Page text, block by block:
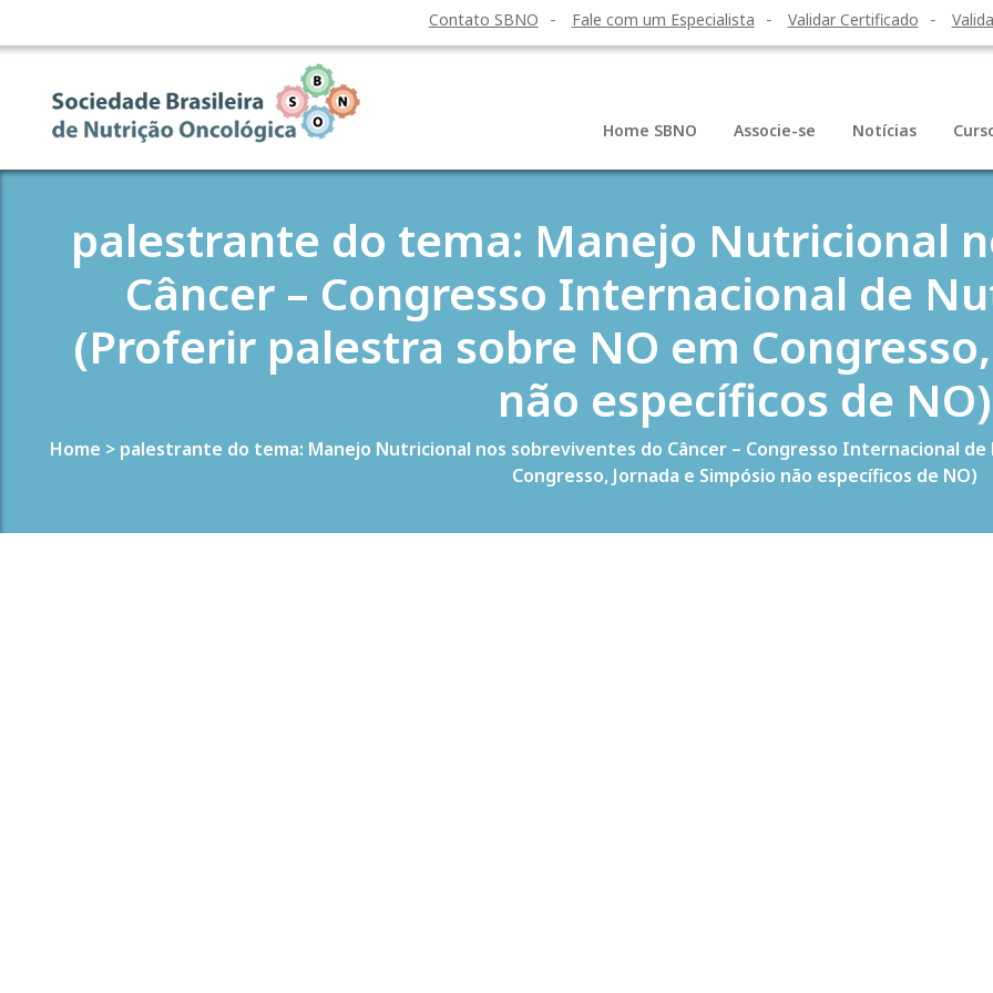
Contato SBNO Fale com um Especialista Validar Certificado
Home SBNO Associe-se Notícias
palestrante do tema: Manejo Nutricional
Câncer – Congresso Internacional de
(Proferir palestra sobre NO em
não específicos de NO)
Home > palestrante do tema: Manejo Nutricional nos sobreviventes do Câncer – Congresso Internacional
Congresso, Jornada e Simpósio não específicos de NO)